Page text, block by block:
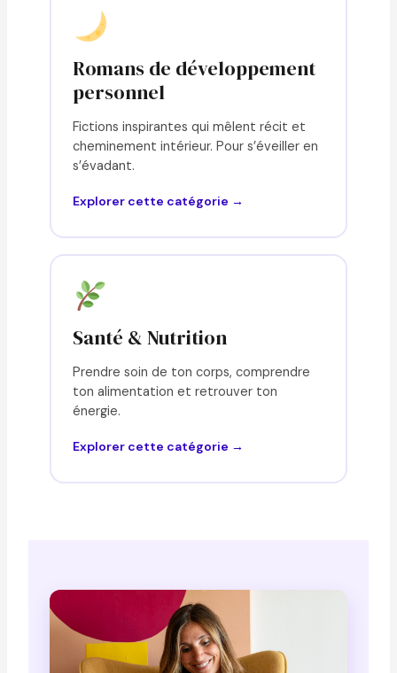
Romans de développement
personnel
Fictions inspirantes qui mêlent récit et
cheminement intérieur. Pour s’éveiller en
s’évadant.
Explorer cette catégorie →
Santé & Nutrition
Prendre soin de ton corps, comprendre
ton alimentation et retrouver ton
énergie.
Explorer cette catégorie →